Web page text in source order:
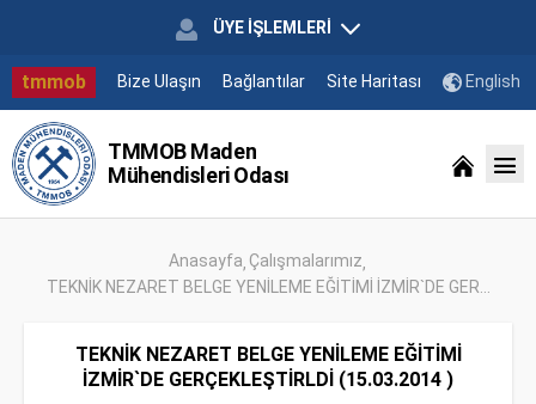
ÜYE İŞLEMLERİ
tmmob Bize Ulaşın Bağlantılar Site Haritası English
TMMOB Maden
Mühendisleri Odası
Anasayfa Çalışmalarımız
TEKNİK NEZARET BELGE YENİLEME EĞİTİMİ İZMİR`DE GER...
TEKNİK NEZARET BELGE YENİLEME EĞİTİMİ
İZMİR`DE GERÇEKLEŞTİRLDİ (15.03.2014 )